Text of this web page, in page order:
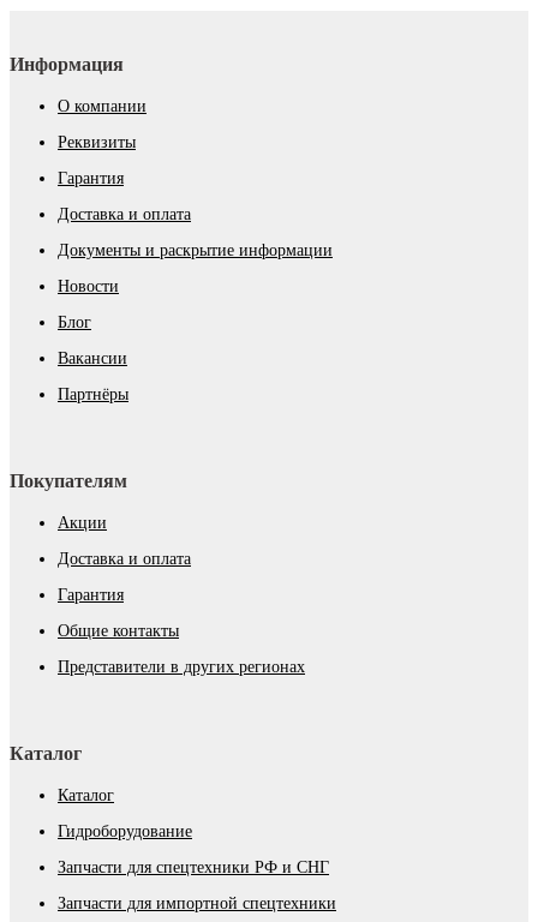
Информация
О компании
Реквизиты
Гарантия
Доставка и оплата
Документы и раскрытие информации
Новости
Блог
Вакансии
Партнёры
Покупателям
Акции
Доставка и оплата
Гарантия
Общие контакты
Представители в других регионах
Каталог
Каталог
Гидроборудование
Запчасти для спецтехники РФ и СНГ
Запчасти для импортной спецтехники